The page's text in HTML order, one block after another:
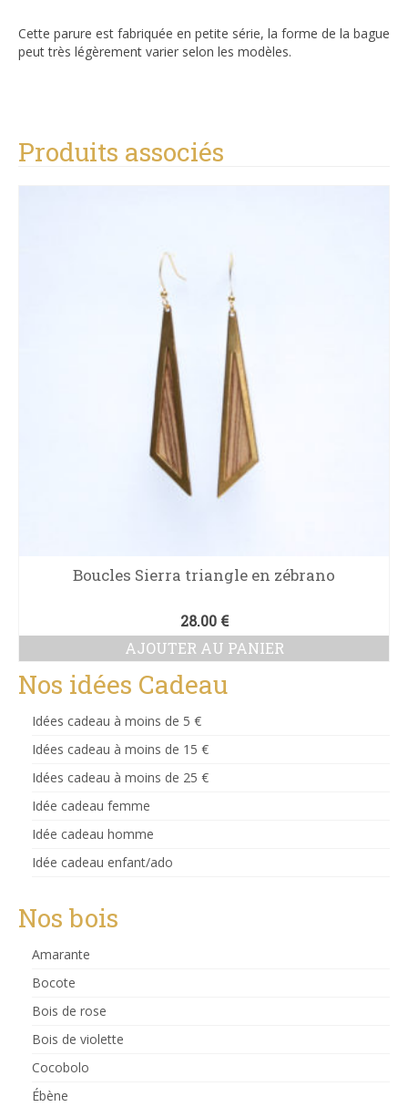
Cette parure est fabriquée en petite série, la forme de la bague
peut très légèrement varier selon les modèles.
Produits associés
Boucles Sierra triangle en zébrano
28.00 €
AJOUTER AU PANIER
Nos idées Cadeau
Idées cadeau à moins de 5 €
Idées cadeau à moins de 15 €
Idées cadeau à moins de 25 €
Idée cadeau femme
Idée cadeau homme
Idée cadeau enfant/ado
Nos bois
Amarante
Bocote
Bois de rose
Bois de violette
Cocobolo
Ébène